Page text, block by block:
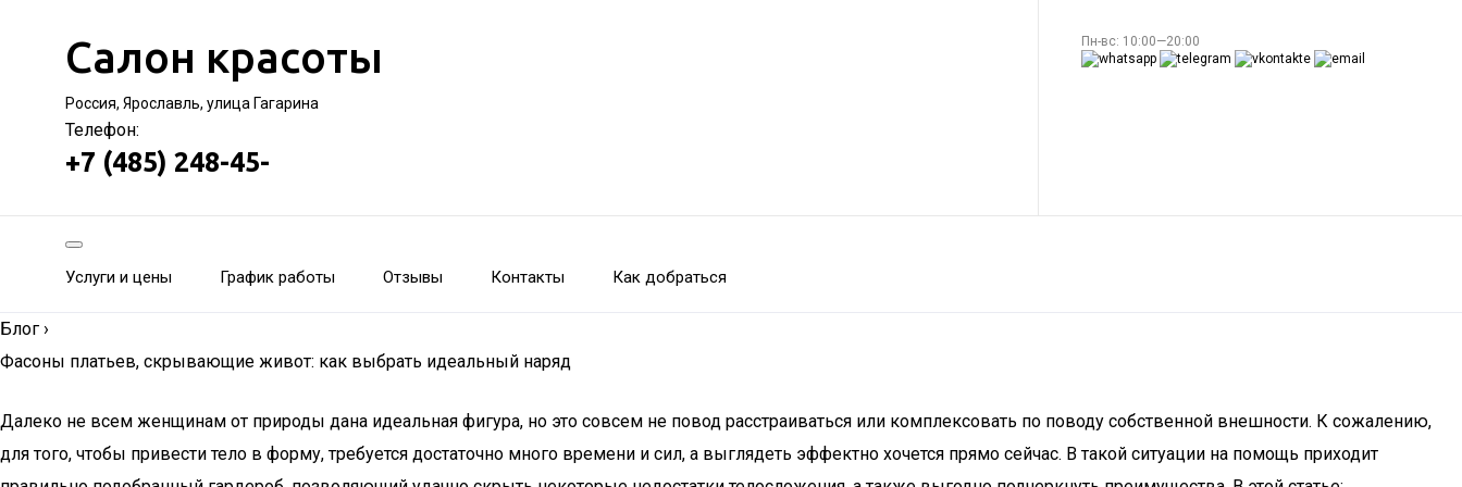
Салон красоты
Россия, Ярославль, улица Гагарина
Телефон:
+7 (485) 248-45-
Пн-вс: 10:00—20:00
Услуги и цены График работы Отзывы Контакты Как добраться
Блог ›
Фасоны платьев, скрывающие живот: как выбрать идеальный наряд
Далеко не всем женщинам от природы дана идеальная фигура, но это совсем не повод расстраиваться или комплексовать по поводу собственной внешности. К сожалению,
для того, чтобы привести тело в форму, требуется достаточно много времени и сил, а выглядеть эффектно хочется прямо сейчас. В такой ситуации на помощь приходит